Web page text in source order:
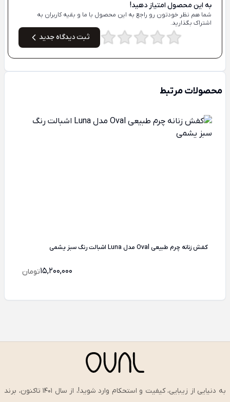
به این محصول امتیاز دهید!
شما هم نظر خودتون رو راجع به این محصول با ما و بقیه کاربران به
اشتراک بگذارید.
ثبت دیدگاه جدید
محصولات مرتبط
کفش زنانه چرم طبیعی Oval مدل Luna اشبالت رنگ سبز یشمی
15,200,000تومان
به دنیایی از زیبایی، کیفیت و استحکام وارد شوید!، از سال ۱۴۰۱ تاکنون، برند